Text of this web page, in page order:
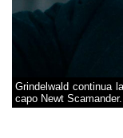
Grindelwald continua
capo Newt Scamander.